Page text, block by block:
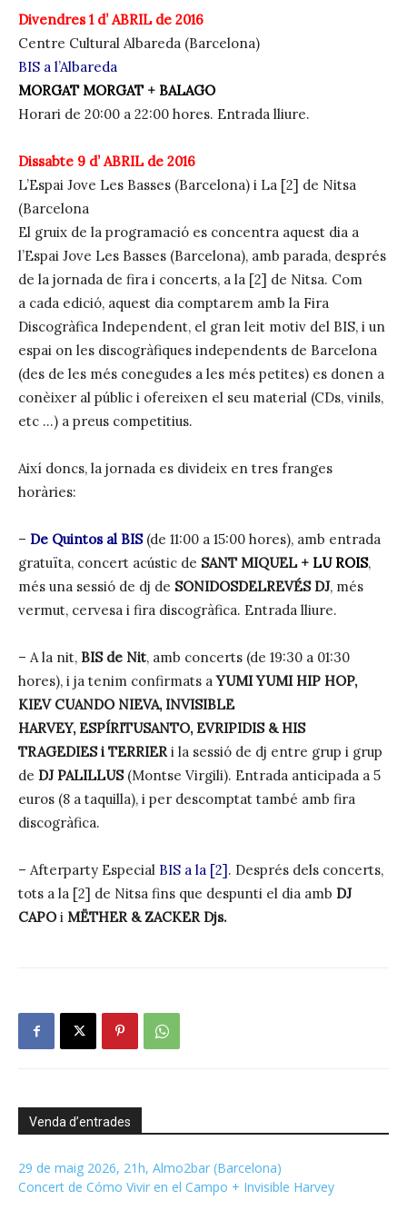
Divendres 1 d’ ABRIL de 2016
Centre Cultural Albareda (Barcelona)
BIS a l’Albareda
MORGAT MORGAT+ BALAGO
Horari de 20:00 a 22:00 hores. Entrada lliure.
Dissabte 9 d’ ABRIL de 2016
L’Espai Jove Les Basses (Barcelona) i La [2] de Nitsa
(Barcelona
El gruix de la programació es concentra aquest dia a
l’Espai Jove Les Basses (Barcelona), amb parada, després
de la jornada de fira i concerts, a la [2] de Nitsa. Com
a cada edició, aquest dia comptarem amb la Fira
Discogràfica Independent, el gran leit motiv del BIS, i un
espai on les discogràfiques independents de Barcelona
(des de les més conegudes a les més petites) es donen a
conèixer al públic i ofereixen el seu material (CDs, vinils,
etc …) a preus competitius.
Així doncs, la jornada es divideix en tres franges
horàries:
– De Quintos al BIS(de 11:00 a 15:00 hores), amb entrada
gratuïta, concert acústic de SANT MIQUEL + LU ROIS,
més una sessió de dj de SONIDOSDELREVÉS DJ, més
vermut, cervesa i fira discogràfica. Entrada lliure.
– A la nit, BIS de Nit, amb concerts (de 19:30 a 01:30
hores), i ja tenim confirmats aYUMI YUMI HIP HOP,
KIEV CUANDO NIEVA, INVISIBLE
HARVEY, ESPÍRITUSANTO, EVRIPIDIS & HIS
TRAGEDIESi TERRIERi la sessió de dj entre grup i grup
de DJ PALILLUS(Montse Virgili). Entrada anticipada a 5
euros (8 a taquilla), i per descomptat també amb fira
discogràfica.
– Afterparty Especial BIS a la [2]. Després dels concerts,
tots a la [2] de Nitsa fins que despunti el dia amb DJ
CAPOi MËTHER & ZACKER Djs.
Venda d’entrades
29 de maig 2026, 21h, Almo2bar (Barcelona)
Concert de Cómo Vivir en el Campo + Invisible Harvey